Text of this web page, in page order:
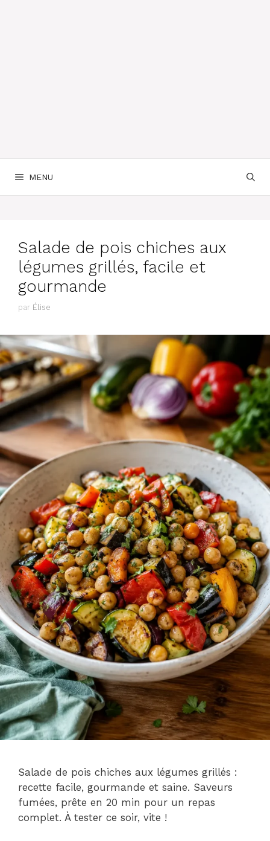
MENU
Salade de pois chiches aux
légumes grillés, facile et
gourmande
par Élise
Salade de pois chiches aux légumes grillés :
recette facile, gourmande et saine. Saveurs
fumées, prête en 20 min pour un repas
complet. À tester ce soir, vite !